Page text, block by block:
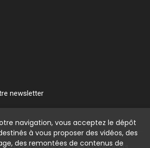
newsletter
navigation, vous acceptez le dépôt
à vous proposer des vidéos, des
des remontées de contenus de